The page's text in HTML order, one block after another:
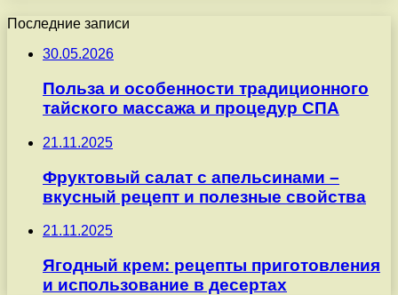
Последние записи
30.05.2026
Польза и особенности традиционного
тайского массажа и процедур СПА
21.11.2025
Фруктовый салат с апельсинами –
вкусный рецепт и полезные свойства
21.11.2025
Ягодный крем: рецепты приготовления
и использование в десертах